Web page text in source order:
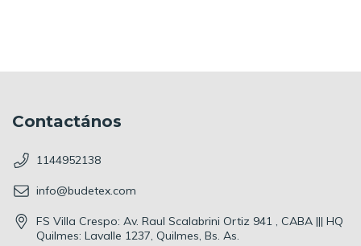
Contactános
1144952138
info@budetex.com
FS Villa Crespo: Av. Raul Scalabrini Ortiz 941 , CABA ||| HQ
Quilmes: Lavalle 1237, Quilmes, Bs. As.